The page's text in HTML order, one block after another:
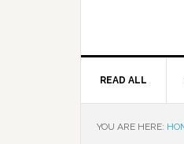
READ ALL
YOU ARE HERE: